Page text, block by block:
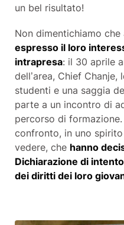
un bel risultato!
Non dimentichiamo che
espresso il loro
intrapresa: il 30 aprile
dell’area, Chief
studenti e una saggia
parte a un incontro di
percorso di
confronto, in uno
vedere, che hanno
Dichiarazione di
dei diritti dei loro